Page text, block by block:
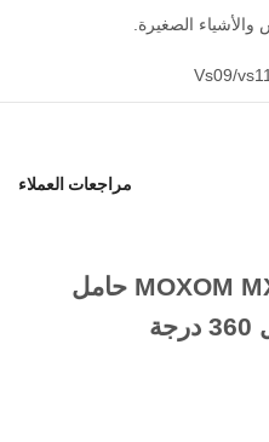
الصغيرة.
مراجعات العملاء
MOXOM MX-VS11 حامل